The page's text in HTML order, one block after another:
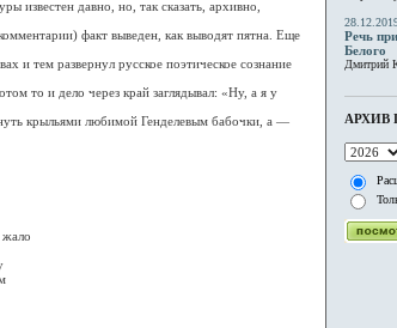
известен давно, но, так сказать, архивно,
факт выведен, как выводят пятна. Еще
и тем развернул русское поэтическое сознание
то и дело через край заглядывал: «Ну, а я у
крыльями любимой Генделевым бабочки, а —
Речь
Белого
Дмитрий
АРХИВ